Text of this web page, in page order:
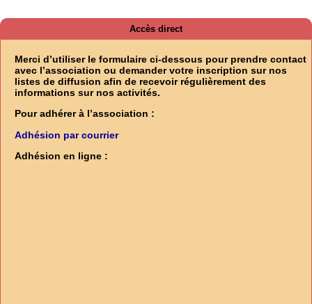
Accès direct
Merci d’utiliser le formulaire ci-dessous pour prendre contact
avec l’association ou demander votre inscription sur nos
listes de diffusion afin de recevoir régulièrement des
informations sur nos activités.
Pour adhérer à l’association :
Adhésion par courrier
Adhésion en ligne :